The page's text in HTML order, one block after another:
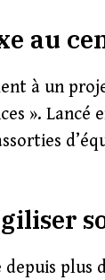
au
à un
».
plus